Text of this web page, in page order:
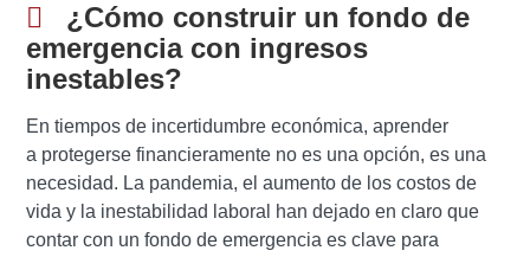
¿Cómo construir un fondo de
emergencia con ingresos
inestables?
En tiempos de incertidumbre económica, aprender
a protegerse financieramente no es una opción, es una
necesidad. La pandemia, el aumento de los costos de
vida y la inestabilidad laboral han dejado en claro que
contar con un fondo de emergencia es clave para